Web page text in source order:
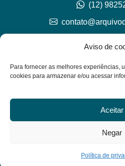
Aviso de
Para fornecer as melhores experiências,
cookies para armazenar e/ou acessar
Aceitar
Negar
Política de
© Arquivo de
CNPJ
Lh Graphic
(12)